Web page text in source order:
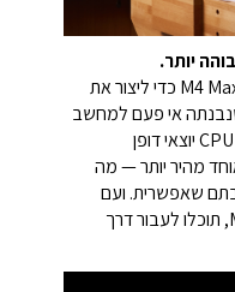
יותר.
שבב ה-M5 מצטרף ל-M4 Pro ול-M4 Max כדי ליצור את
אי פעם למחשב
נייד מקצועי. כל שבב מספק ביצועי CPU יוצאי דופן
מהיר יותר — מה
שאפשרית. ועם
מאיצים נוירליים חזקים בשבב ה-M5, תוכלו לעבור דרך